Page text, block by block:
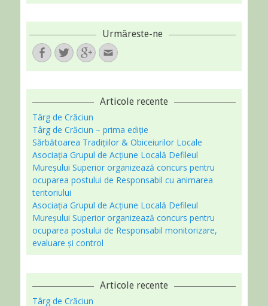
Urmăreste-ne
FacebookTwitterGoogleplus
Email
Articole recente
Târg de Crăciun
Târg de Crăciun – prima ediție
Sărbătoarea Tradițiilor & Obiceiurilor Locale
Asociaţia Grupul de Acțiune Locală Defileul
Mureșului Superior organizează concurs pentru
ocuparea postului de Responsabil cu animarea
teritoriului
Asociaţia Grupul de Acțiune Locală Defileul
Mureșului Superior organizează concurs pentru
ocuparea postului de Responsabil monitorizare,
evaluare și control
Articole recente
Târg de Crăciun